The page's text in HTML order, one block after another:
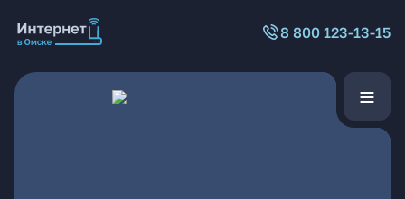
8 800 123-13-15